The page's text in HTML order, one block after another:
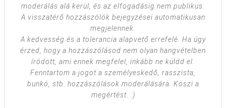
moderálás alá kerül, és az elfogadásig nem publikus.
A visszatérő hozzászólók bejegyzései automatikusan
megjelennek.
A kedvesség és a tolerancia alapvető errefelé. Ha úgy
érzed, hogy a hozzászólásod nem olyan hangvételben
íródott, ami ennek megfelel, inkább ne küldd el.
Fenntartom a jogot a személyeskedő, rasszista,
bunkó, stb. hozzászólások moderálására. Köszi a
megértést. :)